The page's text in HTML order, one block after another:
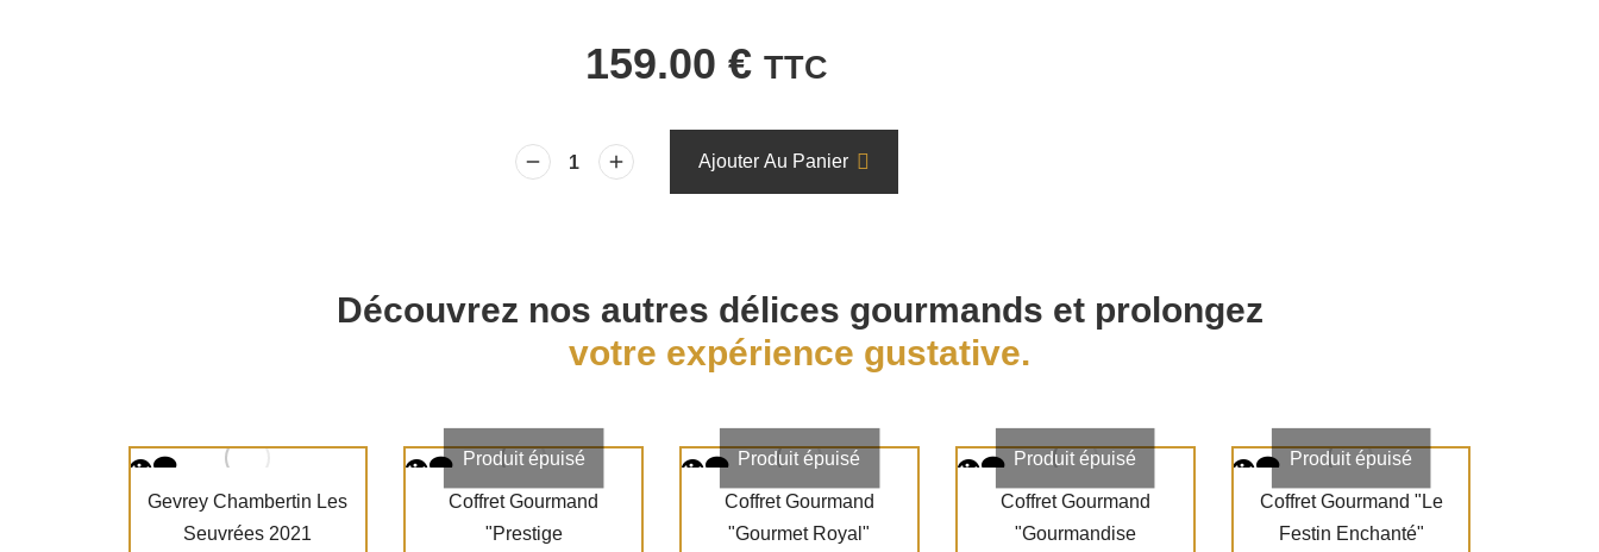
159.00 € TTC
Ajouter Au Panier
Découvrez nos autres délices gourmands et prolongez
votre expérience gustative.
Gevrey Chambertin Les
Seuvrées 2021
Produit épuisé
Coffret Gourmand
"Prestige
Produit épuisé
Coffret Gourmand
"Gourmet Royal"
Produit épuisé
Coffret Gourmand
"Gourmandise
Produit épuisé
Coffret Gourmand "Le
Festin Enchanté"